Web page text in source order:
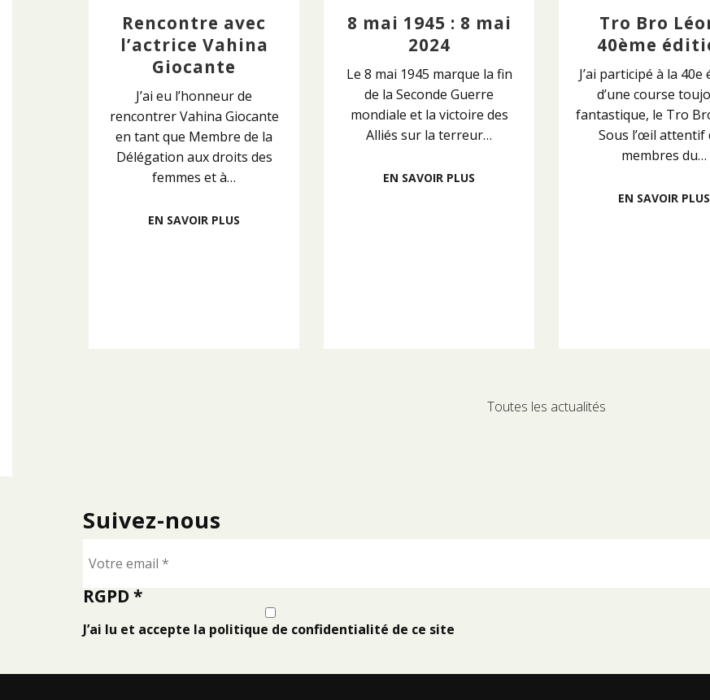
Rencontre avec
l’actrice Vahina
Giocante
J’ai eu l’honneur de
rencontrer Vahina Giocante
en tant que Membre de la
Délégation aux droits des
femmes et à…
EN SAVOIR PLUS
8 mai 1945 : 8 mai
2024
Le 8 mai 1945 marque la fin
de la Seconde Guerre
mondiale et la victoire des
Alliés sur la terreur…
EN SAVOIR PLUS
Tro Bro
40ème
J’ai participé à la 40e
d’une course
fantastique, le Tro
Sous l’œil attentif
membres du…
EN SAVOIR PLUS
Toutes les actualités
Suivez-nous
RGPD*
J’ai lu et accepte la politique de confidentialité de ce site